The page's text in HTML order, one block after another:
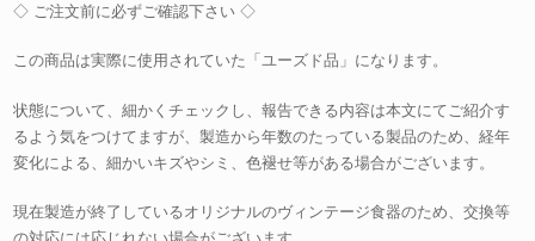
◇ ご注文前に必ずご確認下さい ◇
この商品は実際に使用されていた「ユーズド品」になります。
状態について、細かくチェックし、報告できる内容は本文にてご紹介す
るよう気をつけてますが、製造から年数のたっている製品のため、経年
変化による、細かいキズやシミ、色褪せ等がある場合がございます。
現在製造が終了しているオリジナルのヴィンテージ食器のため、交換等